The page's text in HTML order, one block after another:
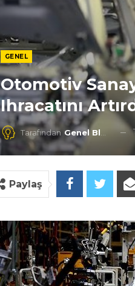
GENEL
Otomotiv
Ihracatını
Tarafından Genel Blog
Paylaş